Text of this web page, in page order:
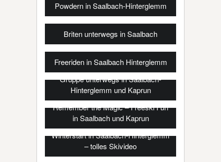
Powdern in Saalbach-Hinterglemm
Briten unterwegs in Saalbach
Freeriden in Saalbach Hinterglemm
Gruppe unterwegs in Saalbach-
Hinterglemm und Kaprun
Remember the Magic – Freeski Fun
in Saalbach und Kaprun
Winterstart in Saalbach-Hinterglemm
– tolles Skivideo